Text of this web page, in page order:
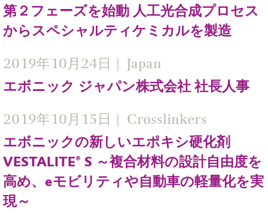
第２フェーズを始動 人工光合成プロセス
からスペシャルティケミカルを製造
2019年10月24日
エボニック ジャパン株式会社 社長人事
Japan
2019年10月15日
エボニックの新しいエポキシ硬化剤
VESTALITE® S ～複合材料の設計自由度を
高め、eモビリティや自動車の軽量化を実
現～
Crosslinkers